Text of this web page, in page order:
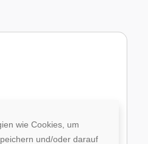
wie Cookies, um
und/oder darauf
wir unsere CO2-
Projekte aus.